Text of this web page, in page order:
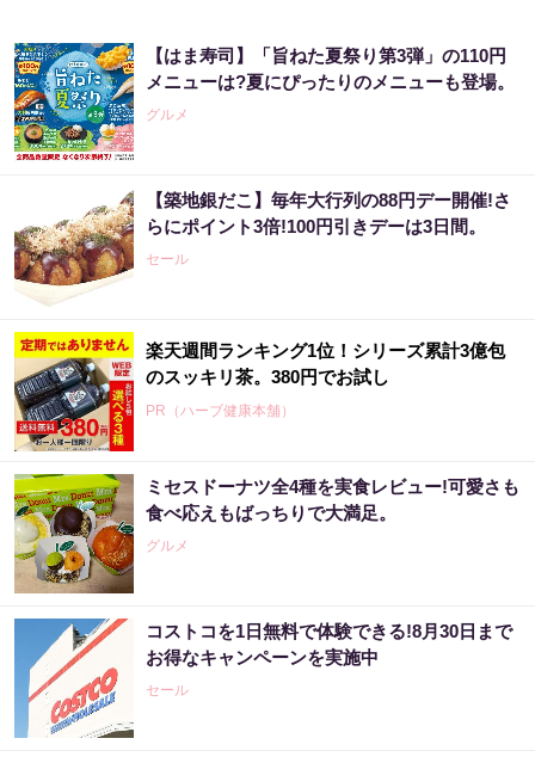
【はま寿司】「旨ねた夏祭り第3弾」の110円
メニューは?夏にぴったりのメニューも登場。
グルメ
【築地銀だこ】毎年大行列の88円デー開催!さ
らにポイント3倍!100円引きデーは3日間。
セール
楽天週間ランキング1位！シリーズ累計3億包
のスッキリ茶。380円でお試し
PR（ハーブ健康本舗）
アマゾンで大人気！血圧対策はコーヒーに足
してみて
PR（森永乳業）
アマゾン1位「このお茶ガチです」噂のお茶
PR（ハーブ健康本舗）
ミセスドーナツ全4種を実食レビュー!可愛さも
食べ応えもばっちりで大満足。
グルメ
コストコを1日無料で体験できる!8月30日まで
お得なキャンペーンを実施中
セール